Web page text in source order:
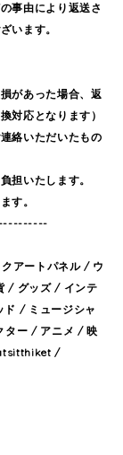
事由により返送さ
います。
があった場合、返
対応となります）
絡いただいたもの
担いたします。
す。
アートパネル / ウ
/ グッズ / インテ
/ ミュージシャ
ター / アニメ / 映
/